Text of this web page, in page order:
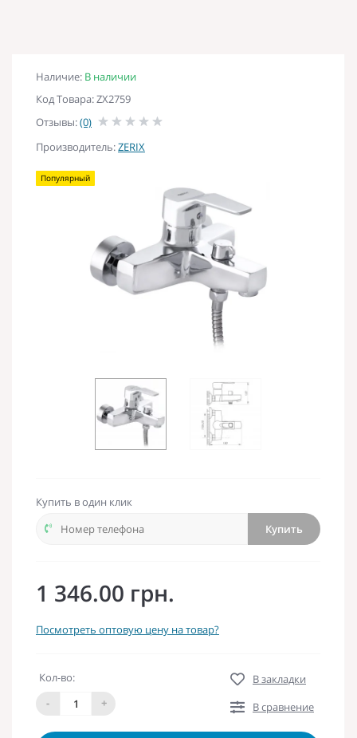
Наличие: В наличии
Код Товара: ZX2759
Отзывы:(0)
Производитель:ZERIX
Популярный
Купить в один клик
Купить
1 346.00 грн.
Посмотреть оптовую цену на товар?
Кол-во:
-
+
В закладки
В сравнение